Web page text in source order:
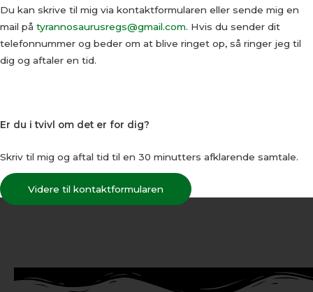
Du kan skrive til mig via kontaktformularen eller sende mig en
mail på tyrannosaurusregs@gmail.com. Hvis du sender dit
telefonnummer og beder om at blive ringet op, så ringer jeg til
dig og aftaler en tid.
Er du i tvivl om det er for dig?
Skriv til mig og aftal tid til en 30 minutters afklarende samtale.
Videre til kontaktformularen